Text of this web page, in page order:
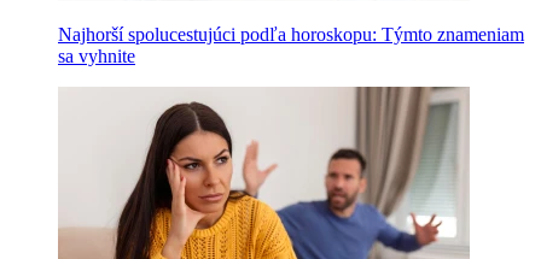
Najhorší spolucestujúci podľa horoskopu: Týmto znameniam
sa vyhnite